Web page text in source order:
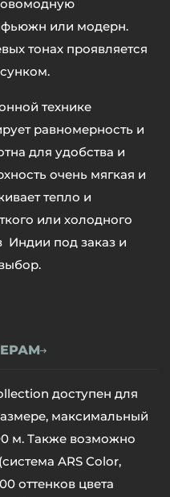
фьюжн или модерн.
тонах проявляется
технике
равномерность и
для удобства и
очень мягкая и
тепло и
или холодного
Индии под заказ и
доступен для
максимальный
м. Также возможно
ARS Color,
оттенков цвета